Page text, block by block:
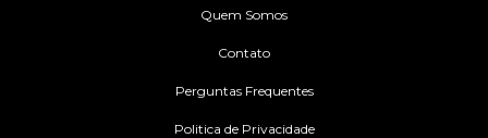
Quem Somos
Contato
Perguntas Frequentes
Politica de Privacidade